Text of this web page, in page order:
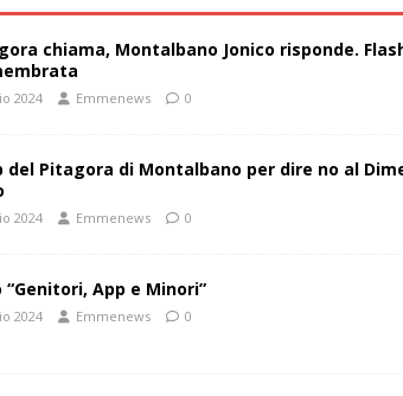
chiama, Montalbano Jonico risponde.
2024 Emmenews 0
del Pitagora di Montalbano per dire no al
2024 Emmenews 0
“Genitori, App e Minori”
2024 Emmenews 0